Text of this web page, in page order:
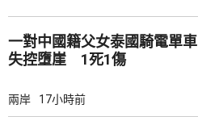
一對中國籍父女泰國騎電單車
失控墮崖 1死1傷
兩岸 17小時前